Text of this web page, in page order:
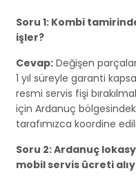
Soru 1: Kombi
işler?
Cevap: Değişen
1 yıl süreyle garanti
resmi servis fişi
için Ardanuç
tarafımızca koordine
Soru 2: Ardanuç
mobil servis ücreti